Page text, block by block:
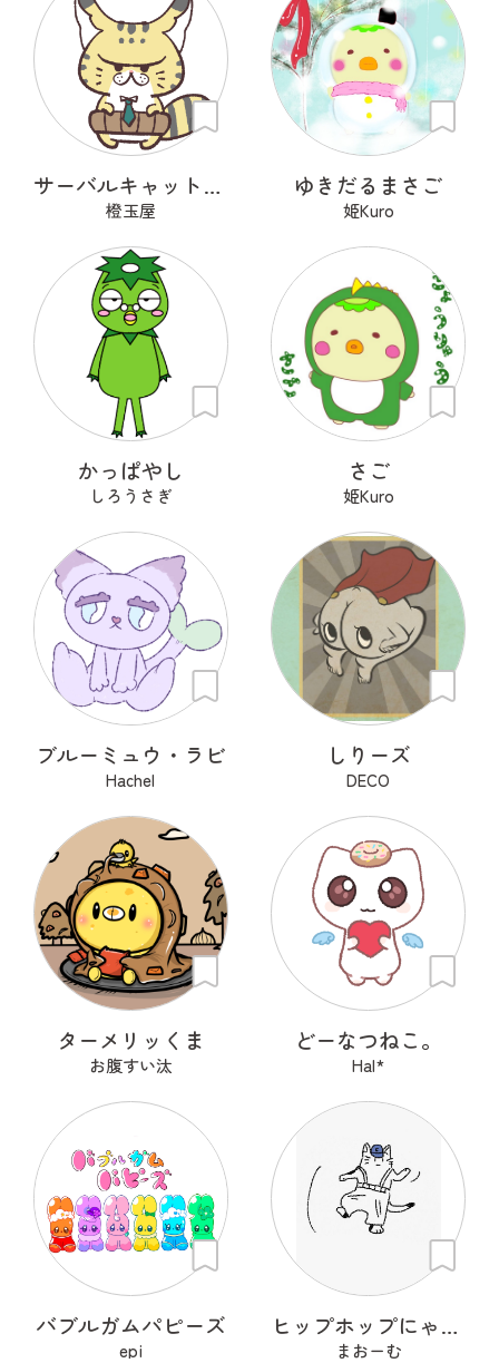
サーバルキャット課長
橙玉屋
ゆきだるまさご
姫Kuro
かっぱやし
しろうさぎ
さご
姫Kuro
ブルーミュウ・ラビ
Hachel
しりーズ
DECO
ターメリッくま
お腹すい汰
どーなつねこ。
Hal*
バブルガムパピーズ
epi
ヒップホップにゃんこ
まおーむ